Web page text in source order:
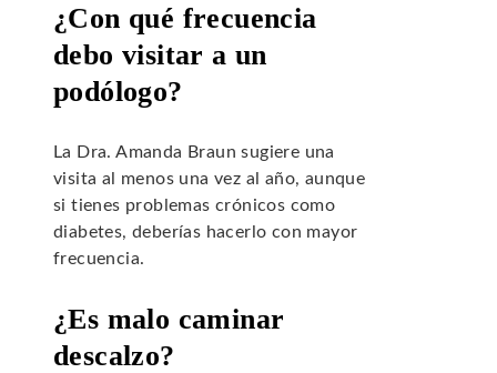
¿Con qué frecuencia
debo visitar a un
podólogo?
La Dra. Amanda Braun sugiere una
visita al menos una vez al año, aunque
si tienes problemas crónicos como
diabetes, deberías hacerlo con mayor
frecuencia.
¿Es malo caminar
descalzo?